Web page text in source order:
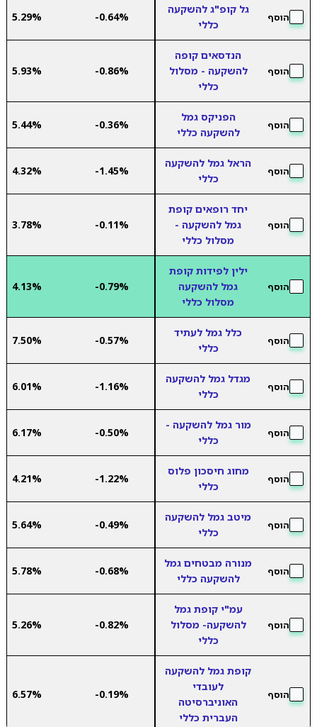
הוסף
גל קופ"ג להשקעה
כללי
-0.64%
5.29%
הוסף
הנדסאים קופה
להשקעה - מסלול
כללי
-0.86%
5.93%
הוסף
הפניקס גמל
להשקעה כללי
-0.36%
5.44%
הוסף
הראל גמל להשקעה
כללי
-1.45%
4.32%
הוסף
יחד רופאים קופת
גמל להשקעה -
מסלול כללי
-0.11%
3.78%
הוסף
ילין לפידות קופת
גמל להשקעה
מסלול כללי
-0.79%
4.13%
הוסף
כלל גמל לעתיד
כללי
-0.57%
7.50%
הוסף
מגדל גמל להשקעה
כללי
-1.16%
6.01%
הוסף
מור גמל להשקעה -
כללי
-0.50%
6.17%
הוסף
מחוג חיסכון פלוס
כללי
-1.22%
4.21%
הוסף
מיטב גמל להשקעה
כללי
-0.49%
5.64%
הוסף
מנורה מבטחים גמל
להשקעה כללי
-0.68%
5.78%
הוסף
עמ"י קופת גמל
להשקעה- מסלול
כללי
-0.82%
5.26%
הוסף
קופת גמל להשקעה
לעובדי
האוניברסיטה
העברית כללי
-0.19%
6.57%